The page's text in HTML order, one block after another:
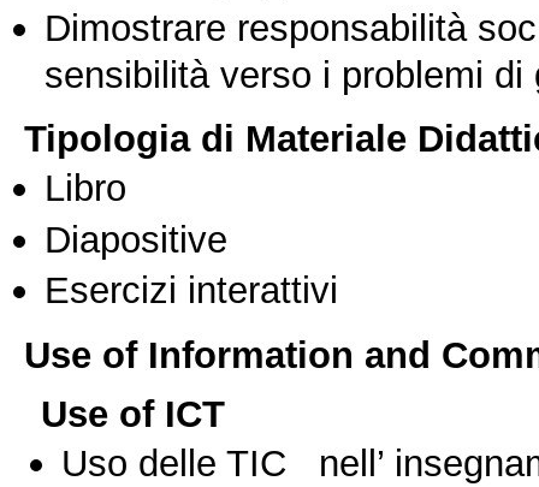
Dimostrare responsabilità
sensibilità verso i problemi di
Tipologia di Materiale
Libro
Diapositive
Esercizi interattivi
Use of Information and
Use of ICT
Uso delle TIC nell’